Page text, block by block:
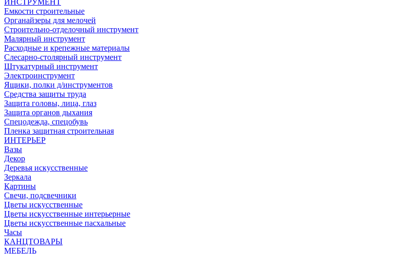
ИНСТРУМЕНТ
Емкости строительные
Органайзеры для мелочей
Строительно-отделочный инструмент
Малярный инструмент
Расходные и крепежные материалы
Слесарно-столярный инструмент
Штукатурный инструмент
Электроинструмент
Ящики, полки д/инструментов
Средства защиты труда
Защита головы, лица, глаз
Защита органов дыхания
Спецодежда, спецобувь
Пленка защитная строительная
ИНТЕРЬЕР
Вазы
Декор
Деревья искусственные
Зеркала
Картины
Свечи, подсвечники
Цветы искусственные
Цветы искусственные интерьерные
Цветы искусственные пасхальные
Часы
КАНЦТОВАРЫ
МЕБЕЛЬ